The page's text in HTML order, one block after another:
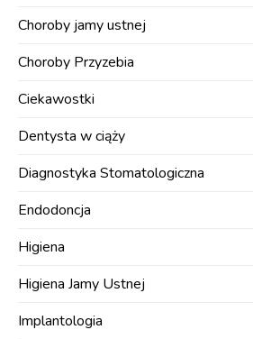
Choroby jamy ustnej
Choroby Przyzebia
Ciekawostki
Dentysta w ciąży
Diagnostyka Stomatologiczna
Endodoncja
Higiena
Higiena Jamy Ustnej
Implantologia